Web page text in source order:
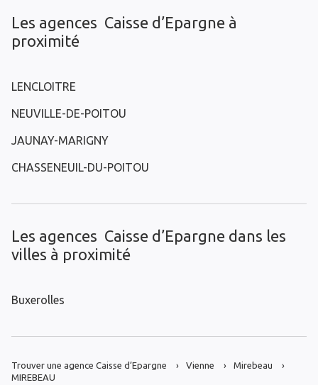
Les agences Caisse d’Epargne à
proximité
LENCLOITRE
NEUVILLE-DE-POITOU
JAUNAY-MARIGNY
CHASSENEUIL-DU-POITOU
Les agences Caisse d’Epargne dans les
villes à proximité
Buxerolles
Trouver une agence Caisse d’Epargne Vienne
Mirebeau
MIREBEAU